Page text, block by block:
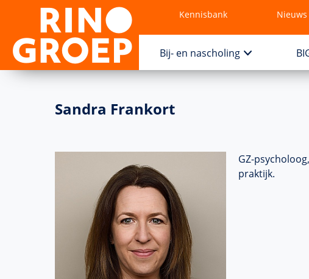
Kennisbank Nieuws
Bij- en nascholing
Sandra Frankort
GZ-
praktijk.